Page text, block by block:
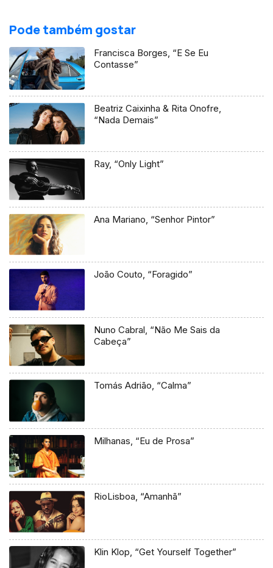
Pode também gostar
Francisca Borges, “E Se Eu
Contasse”
Beatriz Caixinha & Rita Onofre,
“Nada Demais”
Ray, “Only Light”
Ana Mariano, “Senhor Pintor”
João Couto, “Foragido”
Nuno Cabral, “Não Me Sais da
Cabeça”
Tomás Adrião, “Calma”
Milhanas, “Eu de Prosa”
RioLisboa, “Amanhã”
Klin Klop, “Get Yourself Together”